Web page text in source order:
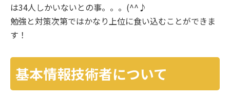
は34人しかいないとの事。。。(^^♪
勉強と対策次第ではかなり上位に食い込むことができま
す！
基本情報技術者について